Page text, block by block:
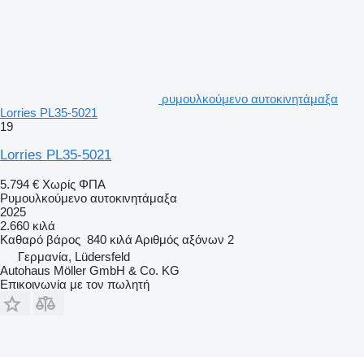
ρυμουλκούμενο αυτοκινητάμαξα
Lorries PL35-5021
19
Lorries PL35-5021
5.794 € Χωρίς ΦΠΑ
Ρυμουλκούμενο αυτοκινητάμαξα
2025
2.660 κιλά
Καθαρό βάρος 840 κιλά Αριθμός αξόνων 2
Γερμανία, Lüdersfeld
Autohaus Möller GmbH & Co. KG
Επικοινωνία με τον πωλητή